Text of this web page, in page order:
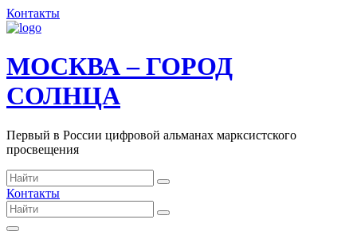
Контакты
МОСКВА – ГОРОД
СОЛНЦА
Первый в России цифровой альманах марксистского
просвещения
Контакты